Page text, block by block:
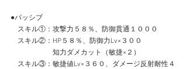
●パッシブ
スキル①：攻撃力５８％、防御貫通１０００
スキル②：HP５８％、防御力Lv×３００
知力ダメカット（敏捷×２）
スキル③：敏捷値Lv×３６０、ダメージ反射耐性４